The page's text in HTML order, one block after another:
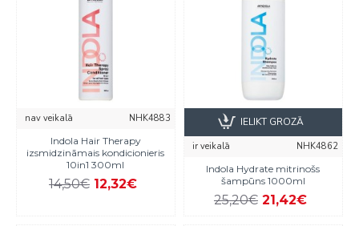
nav veikalā
NHK4883
Indola Hair Therapy
izsmidzināmais kondicionieris
10in1 300ml
14,50€ 12,32€
ir veikalā
NHK4862
Indola Hydrate mitrinošs
šampūns 1000ml
25,20€ 21,42€
IELIKT GROZĀ